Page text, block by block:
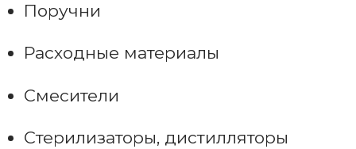
Поручни
Расходные материалы
Смесители
Стерилизаторы, дистилляторы